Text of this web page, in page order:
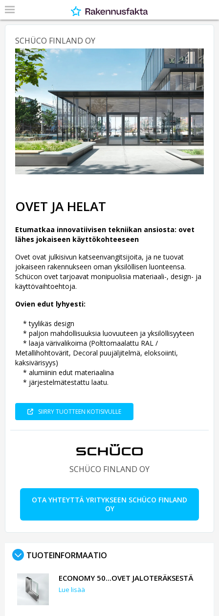
SCHÜCO FINLAND OY
OVET JA HELAT
Etumatkaa innovatiivisen tekniikan ansiosta: ovet
lähes jokaiseen käyttökohteeseen
Ovet ovat julkisivun katseenvangitsijoita, ja ne tuovat
jokaiseen rakennukseen oman yksilöllisen luonteensa.
Schücon ovet tarjoavat monipuolisia materiaali-, design- ja
käyttövaihtoehtoja.
Ovien edut lyhyesti:
* tyylikäs design
* paljon mahdollisuuksia luovuuteen ja yksilöllisyyteen
* laaja värivalikoima (Polttomaalattu RAL /
Metallihohtovärit, Decoral puujäljitelmä, eloksoiinti,
kaksivärisyys)
* alumiinin edut materiaalina
* järjestelmätestattu laatu.
SIIRRY TUOTTEEN KOTISIVULLE
SCHÜCO FINLAND OY
OTA YHTEYTTÄ YRITYKSEEN SCHÜCO FINLAND
OY
TUOTEINFORMAATIO
ECONOMY 50...OVET JALOTERÄKSESTÄ
Lue lisää